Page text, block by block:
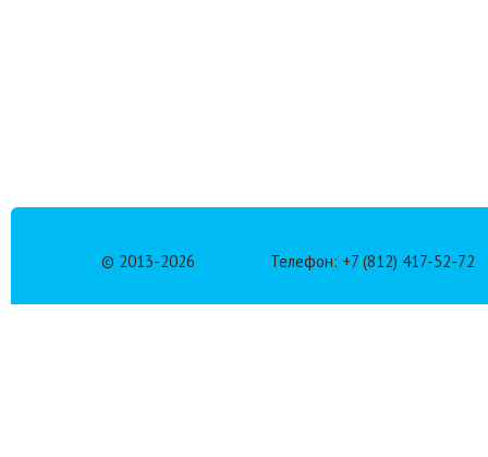
© 2013-2026 Телефон: +7 (812) 417-52-72